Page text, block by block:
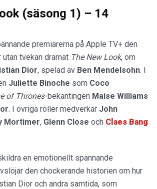
(säsong 1) – 14
premiärerna på Apple TV+ den
tvekan dramat The New Look, om
Dior, spelad av Ben Mendelsohn. I
Juliette Binoche som Coco
of Thrones-bekantingen Maise Williams
. I övriga roller medverkar John
Mortimer, Glenn Close och Claes Bang
en emotionellt spännande
den chockerande historien om hur
Dior och andra samtida, som